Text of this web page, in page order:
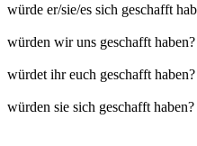
würde er/sie/es sich geschafft
würden wir uns geschafft haben?
würdet ihr euch geschafft haben?
würden sie sich geschafft haben?